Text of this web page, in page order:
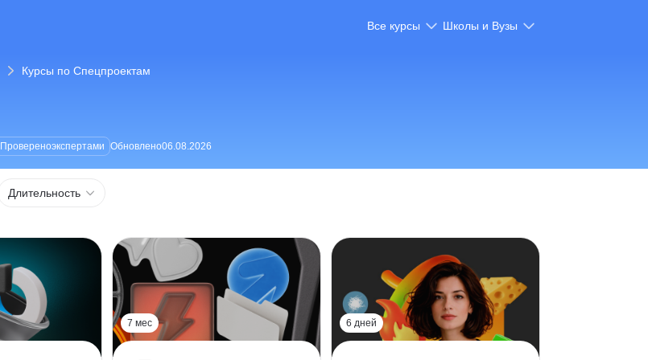
Все курсы Школы и Вузы
Курсы по Спецпроектам
Провереноэкспертами Обновлено06.08.2026
Длительность
7 мес 6 дней